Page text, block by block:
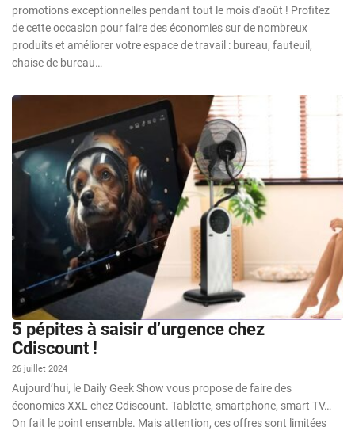
promotions exceptionnelles pendant tout le mois d'août ! Profitez
de cette occasion pour faire des économies sur de nombreux
produits et améliorer votre espace de travail : bureau, fauteuil,
chaise de bureau…
5 pépites à saisir d’urgence chez
Cdiscount !
26 juillet 2024
Aujourd’hui, le Daily Geek Show vous propose de faire des
économies XXL chez Cdiscount. Tablette, smartphone, smart TV…
On fait le point ensemble. Mais attention, ces offres sont limitées